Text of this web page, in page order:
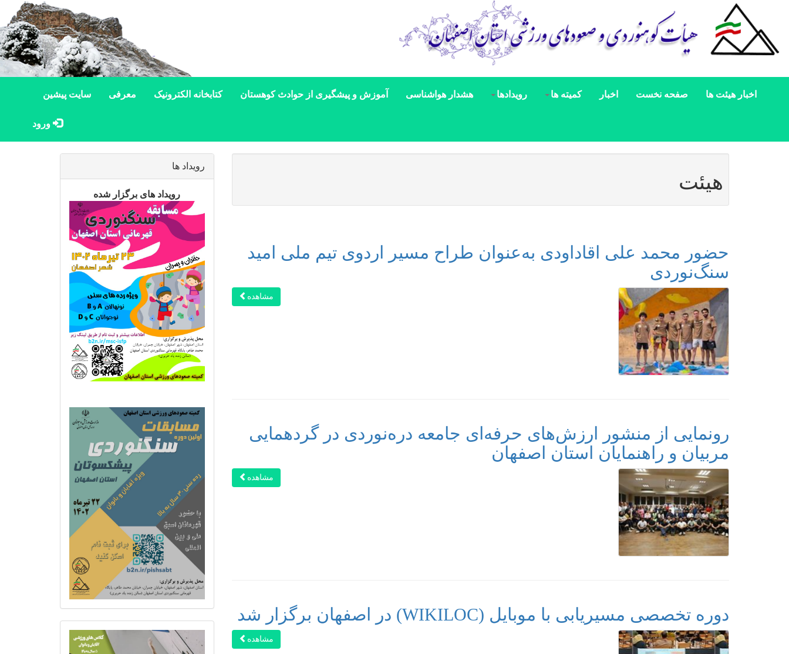
اخبار هیئت ها صفحه نخست اخبار کمیته ها رویدادها هشدار هواشناسی آموزش و پیشگیری از حوادث کوهستان کتابخانه الکترونیک معرفی سایت پیشین
ورود
هیئت
حضور محمد علی اقاداودی به‌عنوان طراح مسیر اردوی تیم ملی امید
سنگ‌نوردی ‌
مشاهده
رونمایی از منشور ارزش‌های حرفه‌ای جامعه دره‌نوردی در گردهمایی
مربیان و راهنمایان استان اصفهان
مشاهده
دوره تخصصی مسیریابی با موبایل (WIKILOC) در اصفهان برگزار شد
مشاهده
رویداد ها
رویداد های برگزار شده